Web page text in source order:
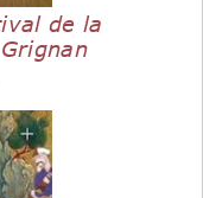
de la